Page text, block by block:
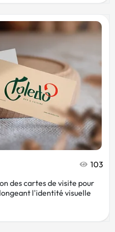
103
des cartes de visite pour
l'identité visuelle